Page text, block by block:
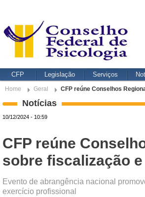
CFP Legislação Serviços
Home Geral CFP reúne Conselhos
Notícias
10/12/2024 - 10:59
CFP reúne
sobre fiscalização
Evento de abrangência nacional
exercício profissional